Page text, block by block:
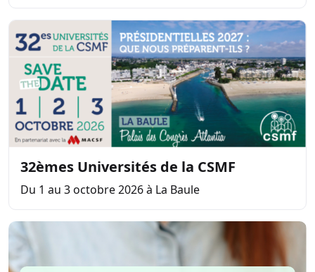
32èmes Universités de la CSMF
Du 1 au 3 octobre 2026 à La Baule